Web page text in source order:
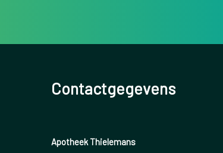
Contactgegevens
Apotheek Thielemans